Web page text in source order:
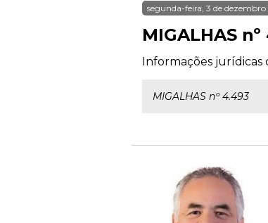
segunda-feira, 3 de dezembro
MIGALHAS
Informações jurídicas
MIGALHAS nº 4.493